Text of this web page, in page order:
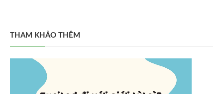
THAM KHẢO THÊM